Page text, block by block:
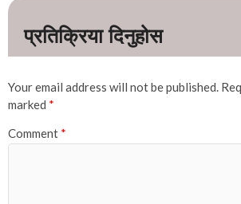
Your email address will not be published.
marked *
Comment *